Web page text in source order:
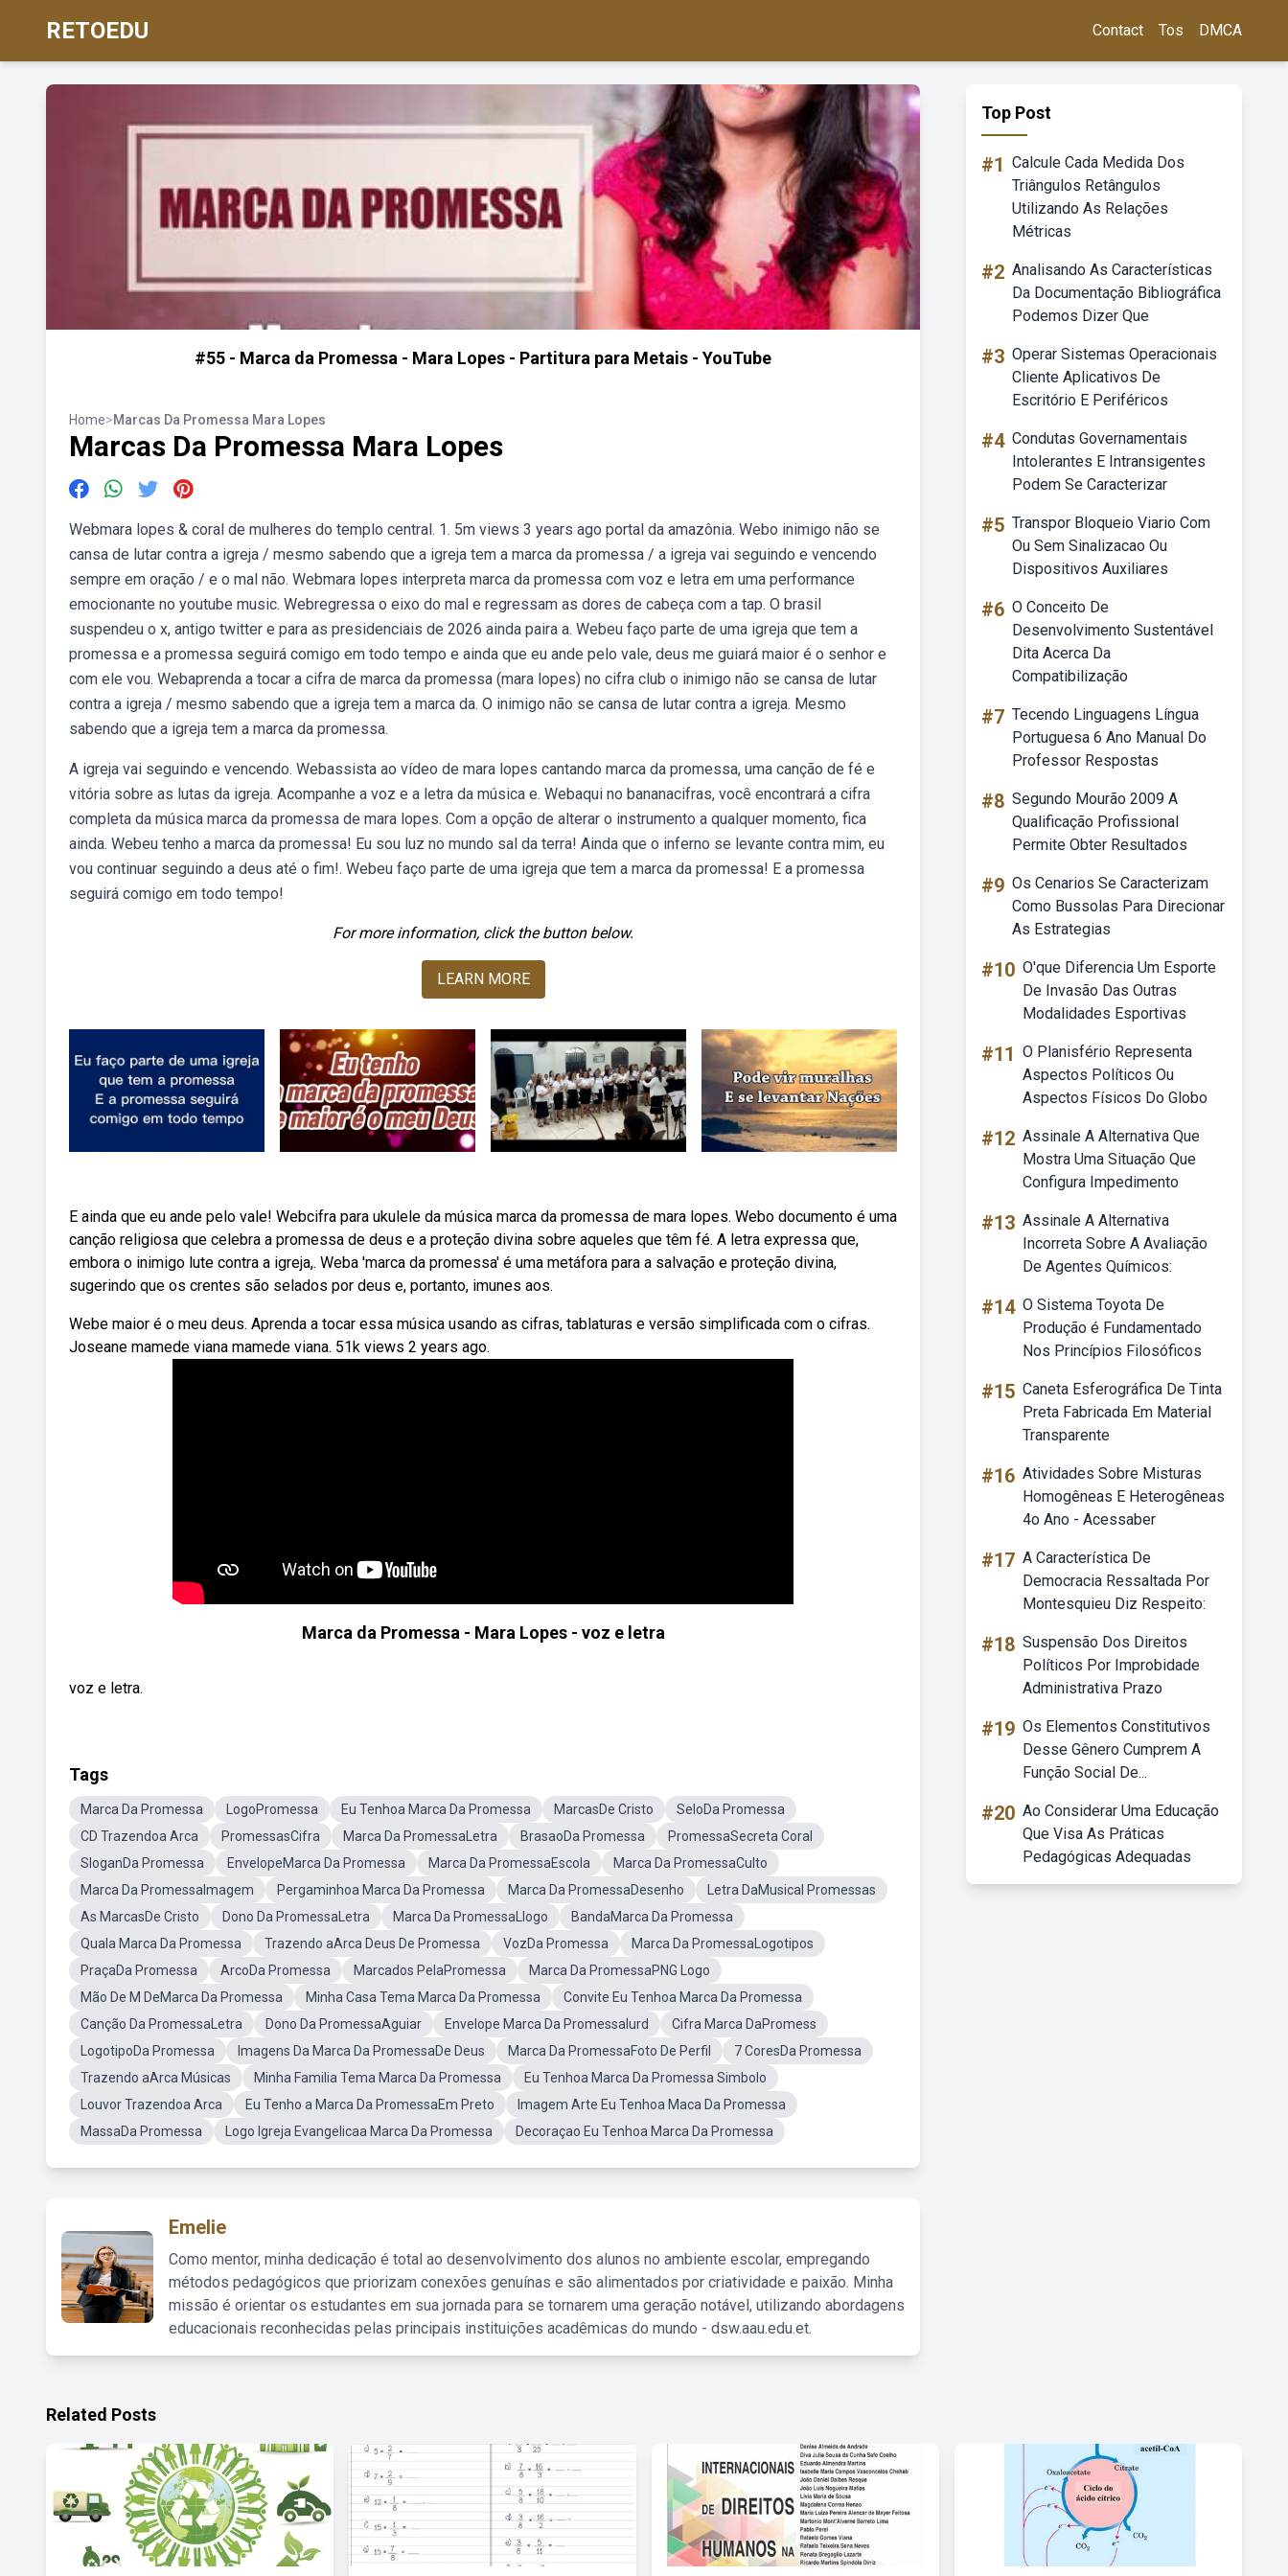
RETOEDU Contact Tos DMCA
#55 - Marca da Promessa - Mara Lopes - Partitura para Metais - YouTube
Home>Marcas Da Promessa Mara Lopes
Marcas Da Promessa Mara Lopes
Webmara lopes & coral de mulheres do templo central. 1. 5m views 3 years ago portal da amazônia. Webo inimigo não se
cansa de lutar contra a igreja / mesmo sabendo que a igreja tem a marca da promessa / a igreja vai seguindo e vencendo
sempre em oração / e o mal não. Webmara lopes interpreta marca da promessa com voz e letra em uma performance
emocionante no youtube music. Webregressa o eixo do mal e regressam as dores de cabeça com a tap. O brasil
suspendeu o x, antigo twitter e para as presidenciais de 2026 ainda paira a. Webeu faço parte de uma igreja que tem a
promessa e a promessa seguirá comigo em todo tempo e ainda que eu ande pelo vale, deus me guiará maior é o senhor e
com ele vou. Webaprenda a tocar a cifra de marca da promessa (mara lopes) no cifra club o inimigo não se cansa de lutar
contra a igreja / mesmo sabendo que a igreja tem a marca da. O inimigo não se cansa de lutar contra a igreja. Mesmo
sabendo que a igreja tem a marca da promessa.
A igreja vai seguindo e vencendo. Webassista ao vídeo de mara lopes cantando marca da promessa, uma canção de fé e
vitória sobre as lutas da igreja. Acompanhe a voz e a letra da música e. Webaqui no bananacifras, você encontrará a cifra
completa da música marca da promessa de mara lopes. Com a opção de alterar o instrumento a qualquer momento, fica
ainda. Webeu tenho a marca da promessa! Eu sou luz no mundo sal da terra! Ainda que o inferno se levante contra mim, eu
vou continuar seguindo a deus até o fim!. Webeu faço parte de uma igreja que tem a marca da promessa! E a promessa
seguirá comigo em todo tempo!
For more information, click the button below.
LEARN MORE
E ainda que eu ande pelo vale! Webcifra para ukulele da música marca da promessa de mara lopes. Webo documento é uma
canção religiosa que celebra a promessa de deus e a proteção divina sobre aqueles que têm fé. A letra expressa que,
embora o inimigo lute contra a igreja,. Weba 'marca da promessa' é uma metáfora para a salvação e proteção divina,
sugerindo que os crentes são selados por deus e, portanto, imunes aos.
Webe maior é o meu deus. Aprenda a tocar essa música usando as cifras, tablaturas e versão simplificada com o cifras.
Joseane mamede viana mamede viana. 51k views 2 years ago.
Marca da Promessa - Mara Lopes - voz e letra
voz e letra.
Tags
Marca Da Promessa LogoPromessa Eu Tenhoa Marca Da Promessa MarcasDe Cristo
SeloDa Promessa
CD Trazendoa Arca
PromessasCifra Marca Da PromessaLetra BrasaoDa Promessa
PromessaSecreta Coral
SloganDa Promessa
EnvelopeMarca Da Promessa Marca Da PromessaEscola
Marca Da PromessaCulto
Marca Da PromessaImagem
Pergaminhoa Marca Da Promessa Marca Da PromessaDesenho
Letra DaMusical Promessas
As MarcasDe Cristo
Dono Da PromessaLetra Marca Da PromessaLlogo
BandaMarca Da Promessa
Quala Marca Da Promessa
Trazendo aArca Deus De Promessa VozDa Promessa
Marca Da PromessaLogotipos
PraçaDa Promessa
ArcoDa Promessa Marcados PelaPromessa
Marca Da PromessaPNG Logo
Mão De M DeMarca Da Promessa
Minha Casa Tema Marca Da Promessa
Convite Eu Tenhoa Marca Da Promessa
Canção Da PromessaLetra
Dono Da PromessaAguiar Envelope Marca Da PromessaIurd
Cifra Marca DaPromess
LogotipoDa Promessa
Imagens Da Marca Da PromessaDe Deus Marca Da PromessaFoto De Perfil
7 CoresDa Promessa
Trazendo aArca Músicas
Minha Familia Tema Marca Da Promessa
Eu Tenhoa Marca Da Promessa Simbolo
Louvor Trazendoa Arca
Eu Tenho a Marca Da PromessaEm Preto
Imagem Arte Eu Tenhoa Maca Da Promessa
MassaDa Promessa
Logo Igreja Evangelicaa Marca Da Promessa Decoraçao Eu Tenhoa Marca Da Promessa
Emelie
Como mentor, minha dedicação é total ao desenvolvimento dos alunos no ambiente escolar, empregando
métodos pedagógicos que priorizam conexões genuínas e são alimentados por criatividade e paixão. Minha
missão é orientar os estudantes em sua jornada para se tornarem uma geração notável, utilizando abordagens
educacionais reconhecidas pelas principais instituições acadêmicas do mundo - dsw.aau.edu.et.
Top Post
#1 Calcule Cada Medida Dos
Triângulos Retângulos
Utilizando As Relações
Métricas
#2 Analisando As Características
Da Documentação Bibliográfica
Podemos Dizer Que
#3 Operar Sistemas Operacionais
Cliente Aplicativos De
Escritório E Periféricos
#4 Condutas Governamentais
Intolerantes E Intransigentes
Podem Se Caracterizar
#5 Transpor Bloqueio Viario Com
Ou Sem Sinalizacao Ou
Dispositivos Auxiliares
#6 O Conceito De
Desenvolvimento Sustentável
Dita Acerca Da
Compatibilização
#7 Tecendo Linguagens Língua
Portuguesa 6 Ano Manual Do
Professor Respostas
#8 Segundo Mourão 2009 A
Qualificação Profissional
Permite Obter Resultados
#9 Os Cenarios Se Caracterizam
Como Bussolas Para Direcionar
As Estrategias
#10 O'que Diferencia Um Esporte
De Invasão Das Outras
Modalidades Esportivas
#11 O Planisfério Representa
Aspectos Políticos Ou
Aspectos Físicos Do Globo
#12 Assinale A Alternativa Que
Mostra Uma Situação Que
Configura Impedimento
#13 Assinale A Alternativa
Incorreta Sobre A Avaliação
De Agentes Químicos:
#14 O Sistema Toyota De
Produção é Fundamentado
Nos Princípios Filosóficos
#15 Caneta Esferográfica De Tinta
Preta Fabricada Em Material
Transparente
#16 Atividades Sobre Misturas
Homogêneas E Heterogêneas
4o Ano - Acessaber
#17 A Característica De
Democracia Ressaltada Por
Montesquieu Diz Respeito:
#18 Suspensão Dos Direitos
Políticos Por Improbidade
Administrativa Prazo
#19 Os Elementos Constitutivos
Desse Gênero Cumprem A
Função Social De...
#20 Ao Considerar Uma Educação
Que Visa As Práticas
Pedagógicas Adequadas
Related Posts